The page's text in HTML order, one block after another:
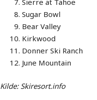
Sierre at Tahoe
Sugar Bowl
Bear Valley
Kirkwood
Donner Ski Ranch
June Mountain
Kilde: Skiresort.info